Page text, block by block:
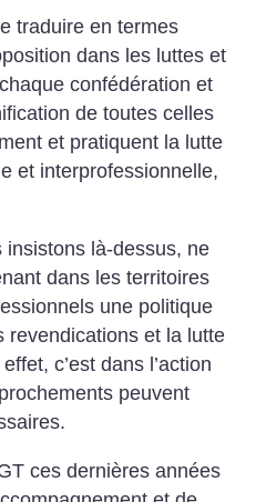
traduire en termes
dans les luttes et
confédération et
de toutes celles
et pratiquent la lutte
et interprofessionnelle,
là-dessus, ne
dans les territoires
une politique
revendications et la lutte
c’est dans l’action
peuvent
ces dernières années